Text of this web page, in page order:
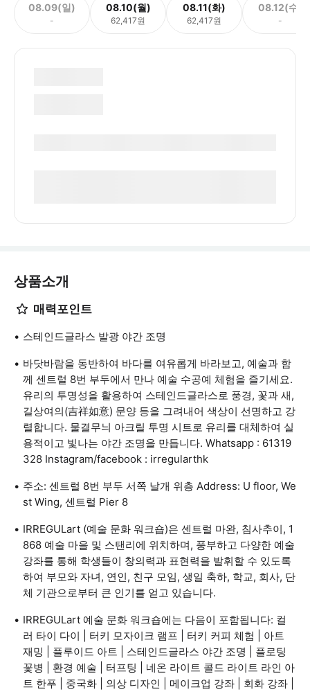
08.09(일)
-
08.10(월)
62,417원
08.11(화)
62,417원
08.12(수)
-
상품소개
매력포인트
스테인드글라스 발광 야간 조명
바닷바람을 동반하여 바다를 여유롭게 바라보고, 예술과 함
께 센트럴 8번 부두에서 만나 예술 수공예 체험을 즐기세요.
유리의 투명성을 활용하여 스테인드글라스로 풍경, 꽃과 새,
길상여의(吉祥如意) 문양 등을 그려내어 색상이 선명하고 강
렬합니다. 물결무늬 아크릴 투명 시트로 유리를 대체하여 실
용적이고 빛나는 야간 조명을 만듭니다. Whatsapp : 61319
328 Instagram/facebook : irregularthk
주소: 센트럴 8번 부두 서쪽 날개 위층 Address: U floor, We
st Wing, 센트럴 Pier 8
IRREGULart (예술 문화 워크숍)은 센트럴 마완, 침사추이, 1
868 예술 마을 및 스탠리에 위치하며, 풍부하고 다양한 예술
강좌를 통해 학생들이 창의력과 표현력을 발휘할 수 있도록
하여 부모와 자녀, 연인, 친구 모임, 생일 축하, 학교, 회사, 단
체 기관으로부터 큰 인기를 얻고 있습니다.
IRREGULart 예술 문화 워크숍에는 다음이 포함됩니다: 컬
러 타이 다이 | 터키 모자이크 램프 | 터키 커피 체험 | 아트
재밍 | 플루이드 아트 | 스테인드글라스 야간 조명 | 플로팅
꽃병 | 환경 예술 | 터프팅 | 네온 라이트 콜드 라이트 라인 아
트 한푸 | 중국화 | 의상 디자인 | 메이크업 강좌 | 회화 강좌 |